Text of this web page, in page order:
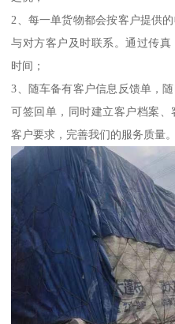
2、每一单货物都会按客户提供
与对方客户及时联系。通过传
时间；
3、随车备有客户信息反馈单，
可签回单，同时建立客户档案
客户要求，完善我们的服务质量。